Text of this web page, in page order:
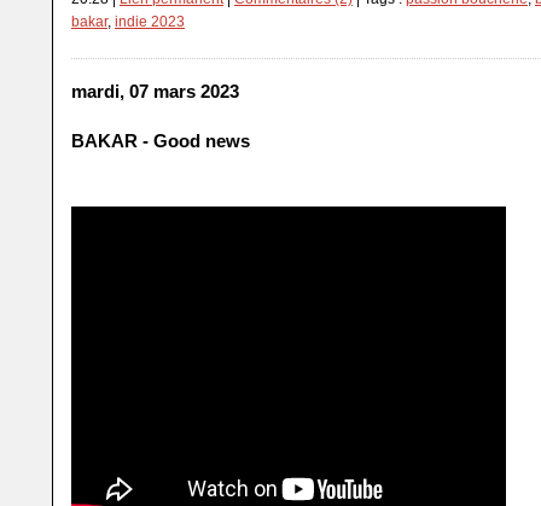
bakar, indie 2023
mardi, 07 mars 2023
BAKAR - Good news